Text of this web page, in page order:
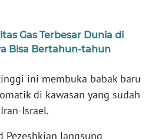
Gas Terbesar Dunia di
Bisa Bertahun-tahun
ini membuka babak baru
di kawasan yang sudah
Israel.
Pezeshkian langsung